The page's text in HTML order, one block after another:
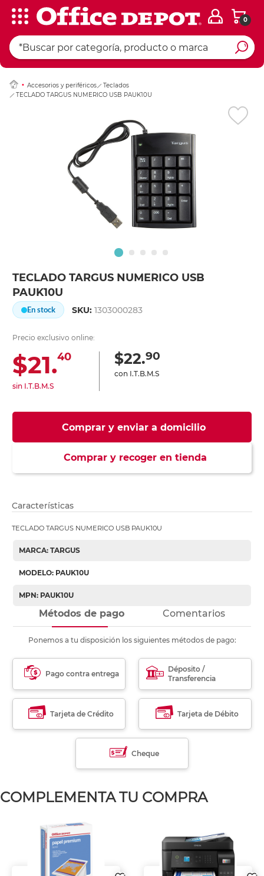
0
Accesorios y periféricos
Teclados
TECLADO TARGUS NUMERICO USB PAUK10U
TECLADO TARGUS NUMERICO USB
PAUK10U
En stock SKU:1303000283
Precio exclusivo online:
$21.40
sin I.T.B.M.S
$22.90
con I.T.B.M.S
Comprar y enviar a domicilio
Comprar y recoger en tienda
Ingresar Codigo
Características
TECLADO TARGUS NUMERICO USB PAUK10U
MARCA: TARGUS
MODELO: PAUK10U
MPN: PAUK10U
Métodos de pago Comentarios
Ponemos a tu disposición los siguientes métodos de pago:
Pago contra entrega
Déposito /
Transferencia
Tarjeta de Crédito Tarjeta de Débito
Cheque
COMPLEMENTA TU COMPRA